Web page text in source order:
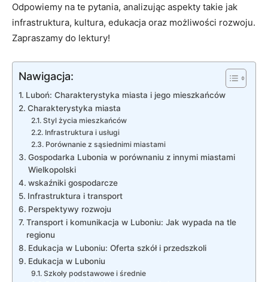
Odpowiemy na te pytania, analizując aspekty takie jak
infrastruktura, kultura, edukacja oraz możliwości rozwoju.
Zapraszamy do lektury!
Nawigacja:
Luboń: Charakterystyka miasta i jego mieszkańców
Charakterystyka miasta
Styl życia mieszkańców
Infrastruktura i usługi
Porównanie z sąsiednimi miastami
Gospodarka Lubonia w porównaniu z innymi miastami
Wielkopolski
wskaźniki gospodarcze
Infrastruktura i transport
Perspektywy rozwoju
Transport i komunikacja w Luboniu: Jak wypada na tle
regionu
Edukacja w Luboniu: Oferta szkół i przedszkoli
Edukacja w Luboniu
Szkoły podstawowe i średnie